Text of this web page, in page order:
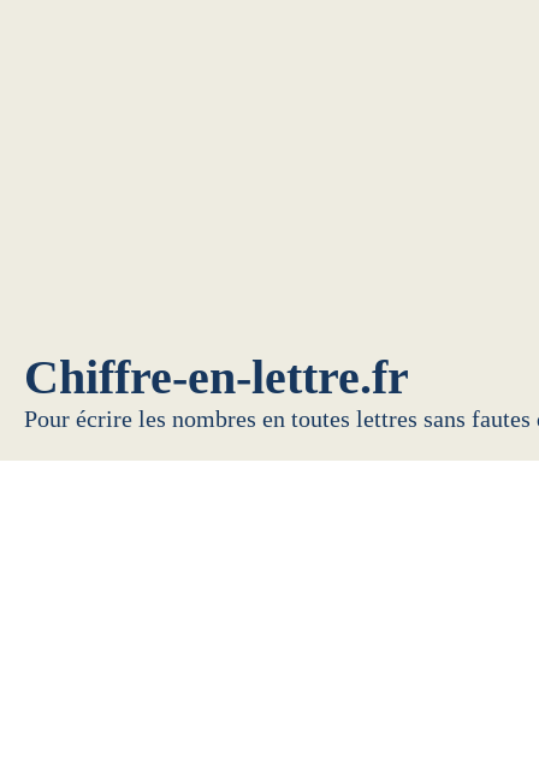
Chiffre-en-lettre.fr
Pour écrire les nombres en toutes lettres sans